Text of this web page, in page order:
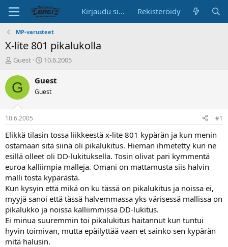
Kirjaudu sisään Rekisteröidy
MP-varusteet
X-lite 801 pikalukolla
K
s
k
s
t
e
l
u
n
a
l
o
i
t
t
a
j
a
Guest
A
o
t
p
ä
v
ä
10.6.2005
G Guest
Guest
10.6.2005 #1
Elikkä tilasin tossa liikkeestä x-lite 801 kypärän ja kun menin
ostamaan sitä siinä oli pikalukitus. Hieman ihmetetty kun ne
esillä olleet oli DD-lukituksella. Tosin olivat pari kymmentä
euroa kalliimpia malleja. Omani on mattamusta siis halvin
malli tosta kypärästä.
Kun kysyin että mikä on ku tässä on pikalukitus ja noissa ei,
myyjä sanoi että tässä halvemmassa yks värisessä mallissa on
pikalukko ja noissa kalliimmissa DD-lukitus.
Ei minua suuremmin toi pikalukitus haitannut kun tuntui
hyvin toimivan, mutta epäilyttää vaan et sainko sen kypärän
mitä halusin.